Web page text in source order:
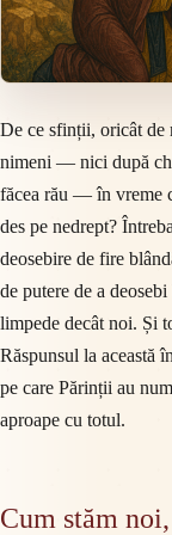
De ce sfinții, oricât de
nimeni — nici după
făcea rău — în vreme
des pe nedrept?
deosebire de fire
de putere de a
limpede decât noi. Și
Răspunsul la această
pe care Părinții au
aproape cu totul.
Cum stăm